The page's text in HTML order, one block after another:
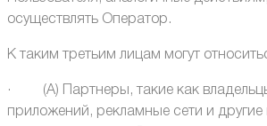
осуществлять Оператор.
К таким третьим лицам могут
· (А) Партнеры, такие как
приложений, рекламные сети и другие